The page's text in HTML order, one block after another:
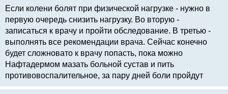
Если колени болят при физической нагрузке - нужно в
первую очередь снизить нагрузку. Во вторую -
записаться к врачу и пройти обследование. В третью -
выполнять все рекомендации врача. Сейчас конечно
будет сложновато к врачу попасть, пока можно
Нафтадермом мазать больной сустав и пить
противовоспалительное, за пару дней боли пройдут